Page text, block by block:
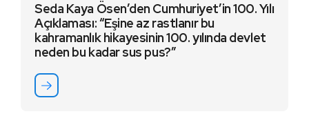
Seda Kaya Ösen’den Cumhuriyet’in 100. Yılı
Açıklaması: “Eşine az rastlanır bu
kahramanlık hikayesinin 100. yılında devlet
neden bu kadar sus pus?”